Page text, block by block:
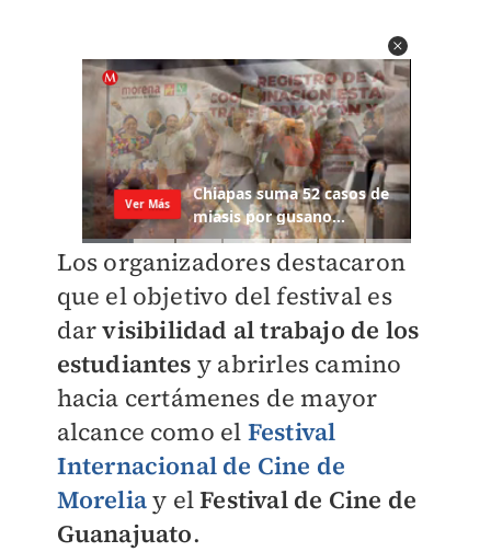
Los organizadores destacaron
que el objetivo del festival es
darvisibilidad al trabajo de los
estudiantes y abrirles camino
hacia certámenes de mayor
alcance como el Festival
Internacional de Cine de
Moreliay elFestival de Cine de
Guanajuato.